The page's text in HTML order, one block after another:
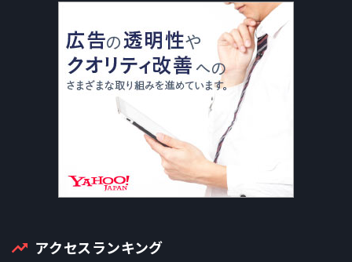
アクセスランキング